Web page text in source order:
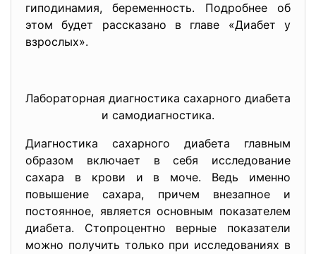
гиподинамия, беременность. Подробнее об
этом будет рассказано в главе «Диабет у
взрослых».
Лабораторная диагностика сахарного диабета
и самодиагностика.
Диагностика сахарного диабета главным
образом включает в себя исследование
сахара в крови и в моче. Ведь именно
повышение сахара, причем внезапное и
постоянное, является основным показателем
диабета. Стопроцентно верные показатели
можно получить только при исследованиях в